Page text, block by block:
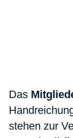
Das
stehen zur